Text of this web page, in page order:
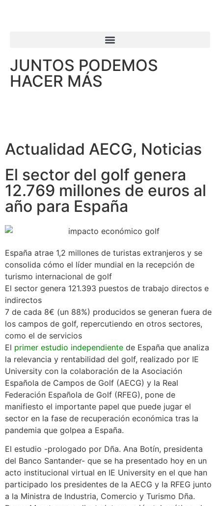
JUNTOS PODEMOS
HACER MÁS
Actualidad AECG, Noticias
El sector del golf genera
12.769 millones de euros al
año para España
España atrae 1,2 millones de turistas extranjeros y se
consolida cómo el líder mundial en la recepción de
turismo internacional de golf
El sector genera 121.393 puestos de trabajo directos e
indirectos
7 de cada 8€ (un 88%) producidos se generan fuera de
los campos de golf, repercutiendo en otros sectores,
como el de servicios
El primer estudio independiente de España que analiza
la relevancia y rentabilidad del golf, realizado por IE
University con la colaboración de la Asociación
Española de Campos de Golf (AECG) y la Real
Federación Española de Golf (RFEG), pone de
manifiesto el importante papel que puede jugar el
sector en la fase de recuperación económica tras la
pandemia que golpea a España.
El estudio -prologado por Dña. Ana Botín, presidenta
del Banco Santander- que se ha presentado hoy en un
acto institucional virtual en IE University en el que han
participado los presidentes de la AECG y la RFEG junto
a la Ministra de Industria, Comercio y Turismo Dña.